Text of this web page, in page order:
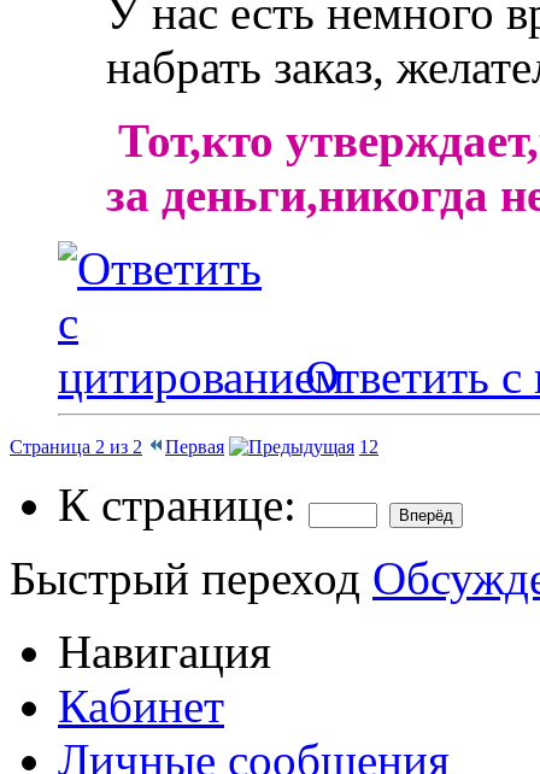
У нас есть немного
набрать заказ,
Тот,кто
за деньги,никогда
Ответить с
Страница 2 из 2 Первая 1 2
К странице:
Быстрый переход
Навигация
Кабинет
Личные сообщения